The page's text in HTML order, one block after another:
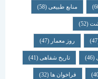
منابع طبیعی(58)
روز معمار(47)
تاریخ شفاهی (41)
فراخوان ها (32)